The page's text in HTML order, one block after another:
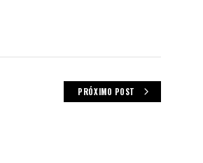
PRÓXIMO POST